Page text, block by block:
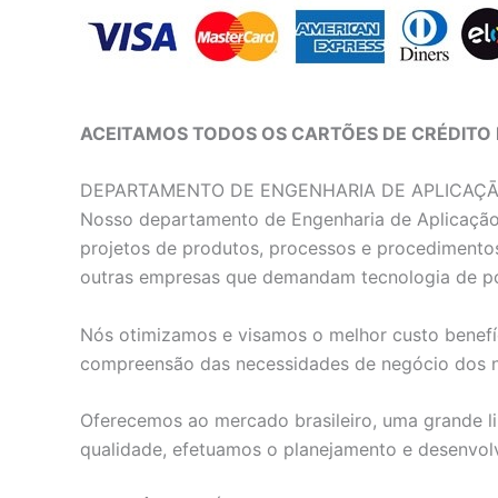
ACEITAMOS TODOS OS CARTÕES DE
DEPARTAMENTO DE ENGENHARIA DE
Nosso departamento de Engenharia de
projetos de produtos, processos e
outras empresas que demandam tecnologia de
Nós otimizamos e visamos o melhor custo
compreensão das necessidades de negócio dos
Oferecemos ao mercado brasileiro, uma
qualidade, efetuamos o planejamento e